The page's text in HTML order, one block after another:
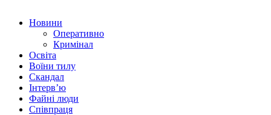
Новини
Оперативно
Кримінал
Освіта
Воїни тилу
Скандал
Інтерв’ю
Файні люди
Співпраця